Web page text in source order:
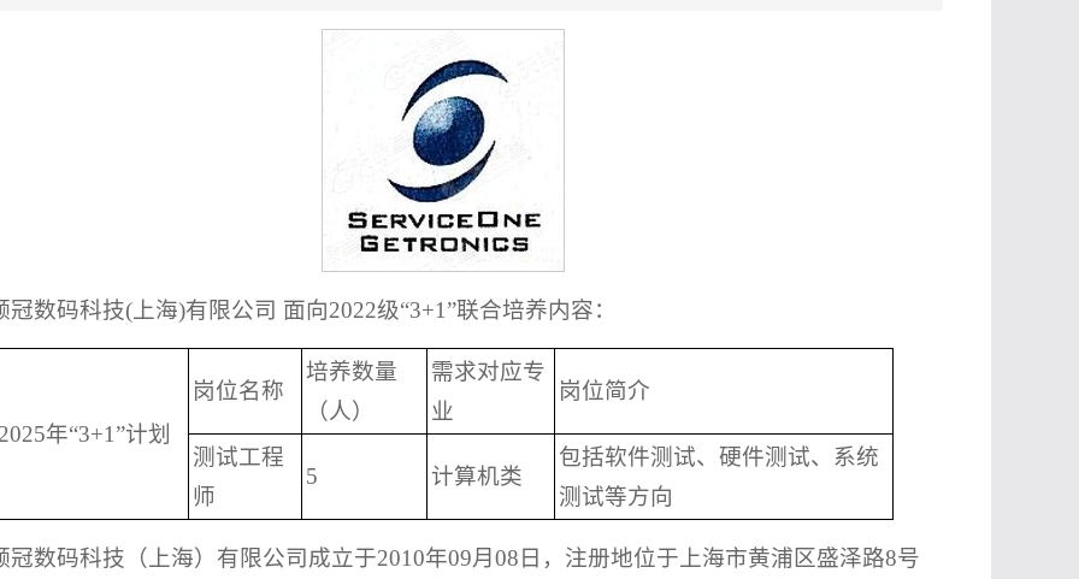
冠数码科技(上海)有限公司 面向2022级“3+1”联合培养内容：
年“3+1”计划
岗位名称
培养数量
（人）
需求对应专
业
岗位简介
测试工程
师
5 计算机类
包括软件测试、硬件测试、系统
测试等方向
冠数码科技（上海）有限公司成立于2010年09月08日，注册地位于上海市黄浦区盛泽路8号